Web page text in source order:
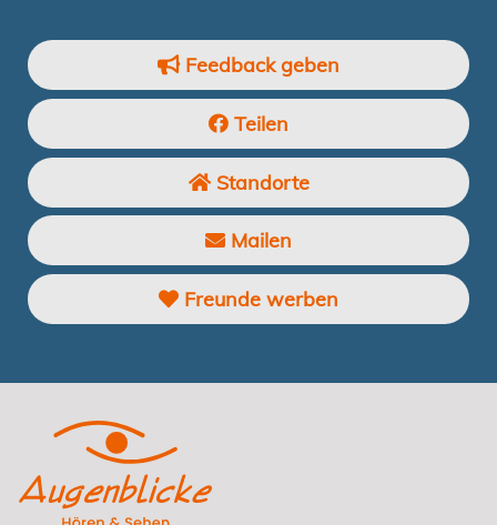
Feedback geben
Teilen
Standorte
Mailen
Freunde werben